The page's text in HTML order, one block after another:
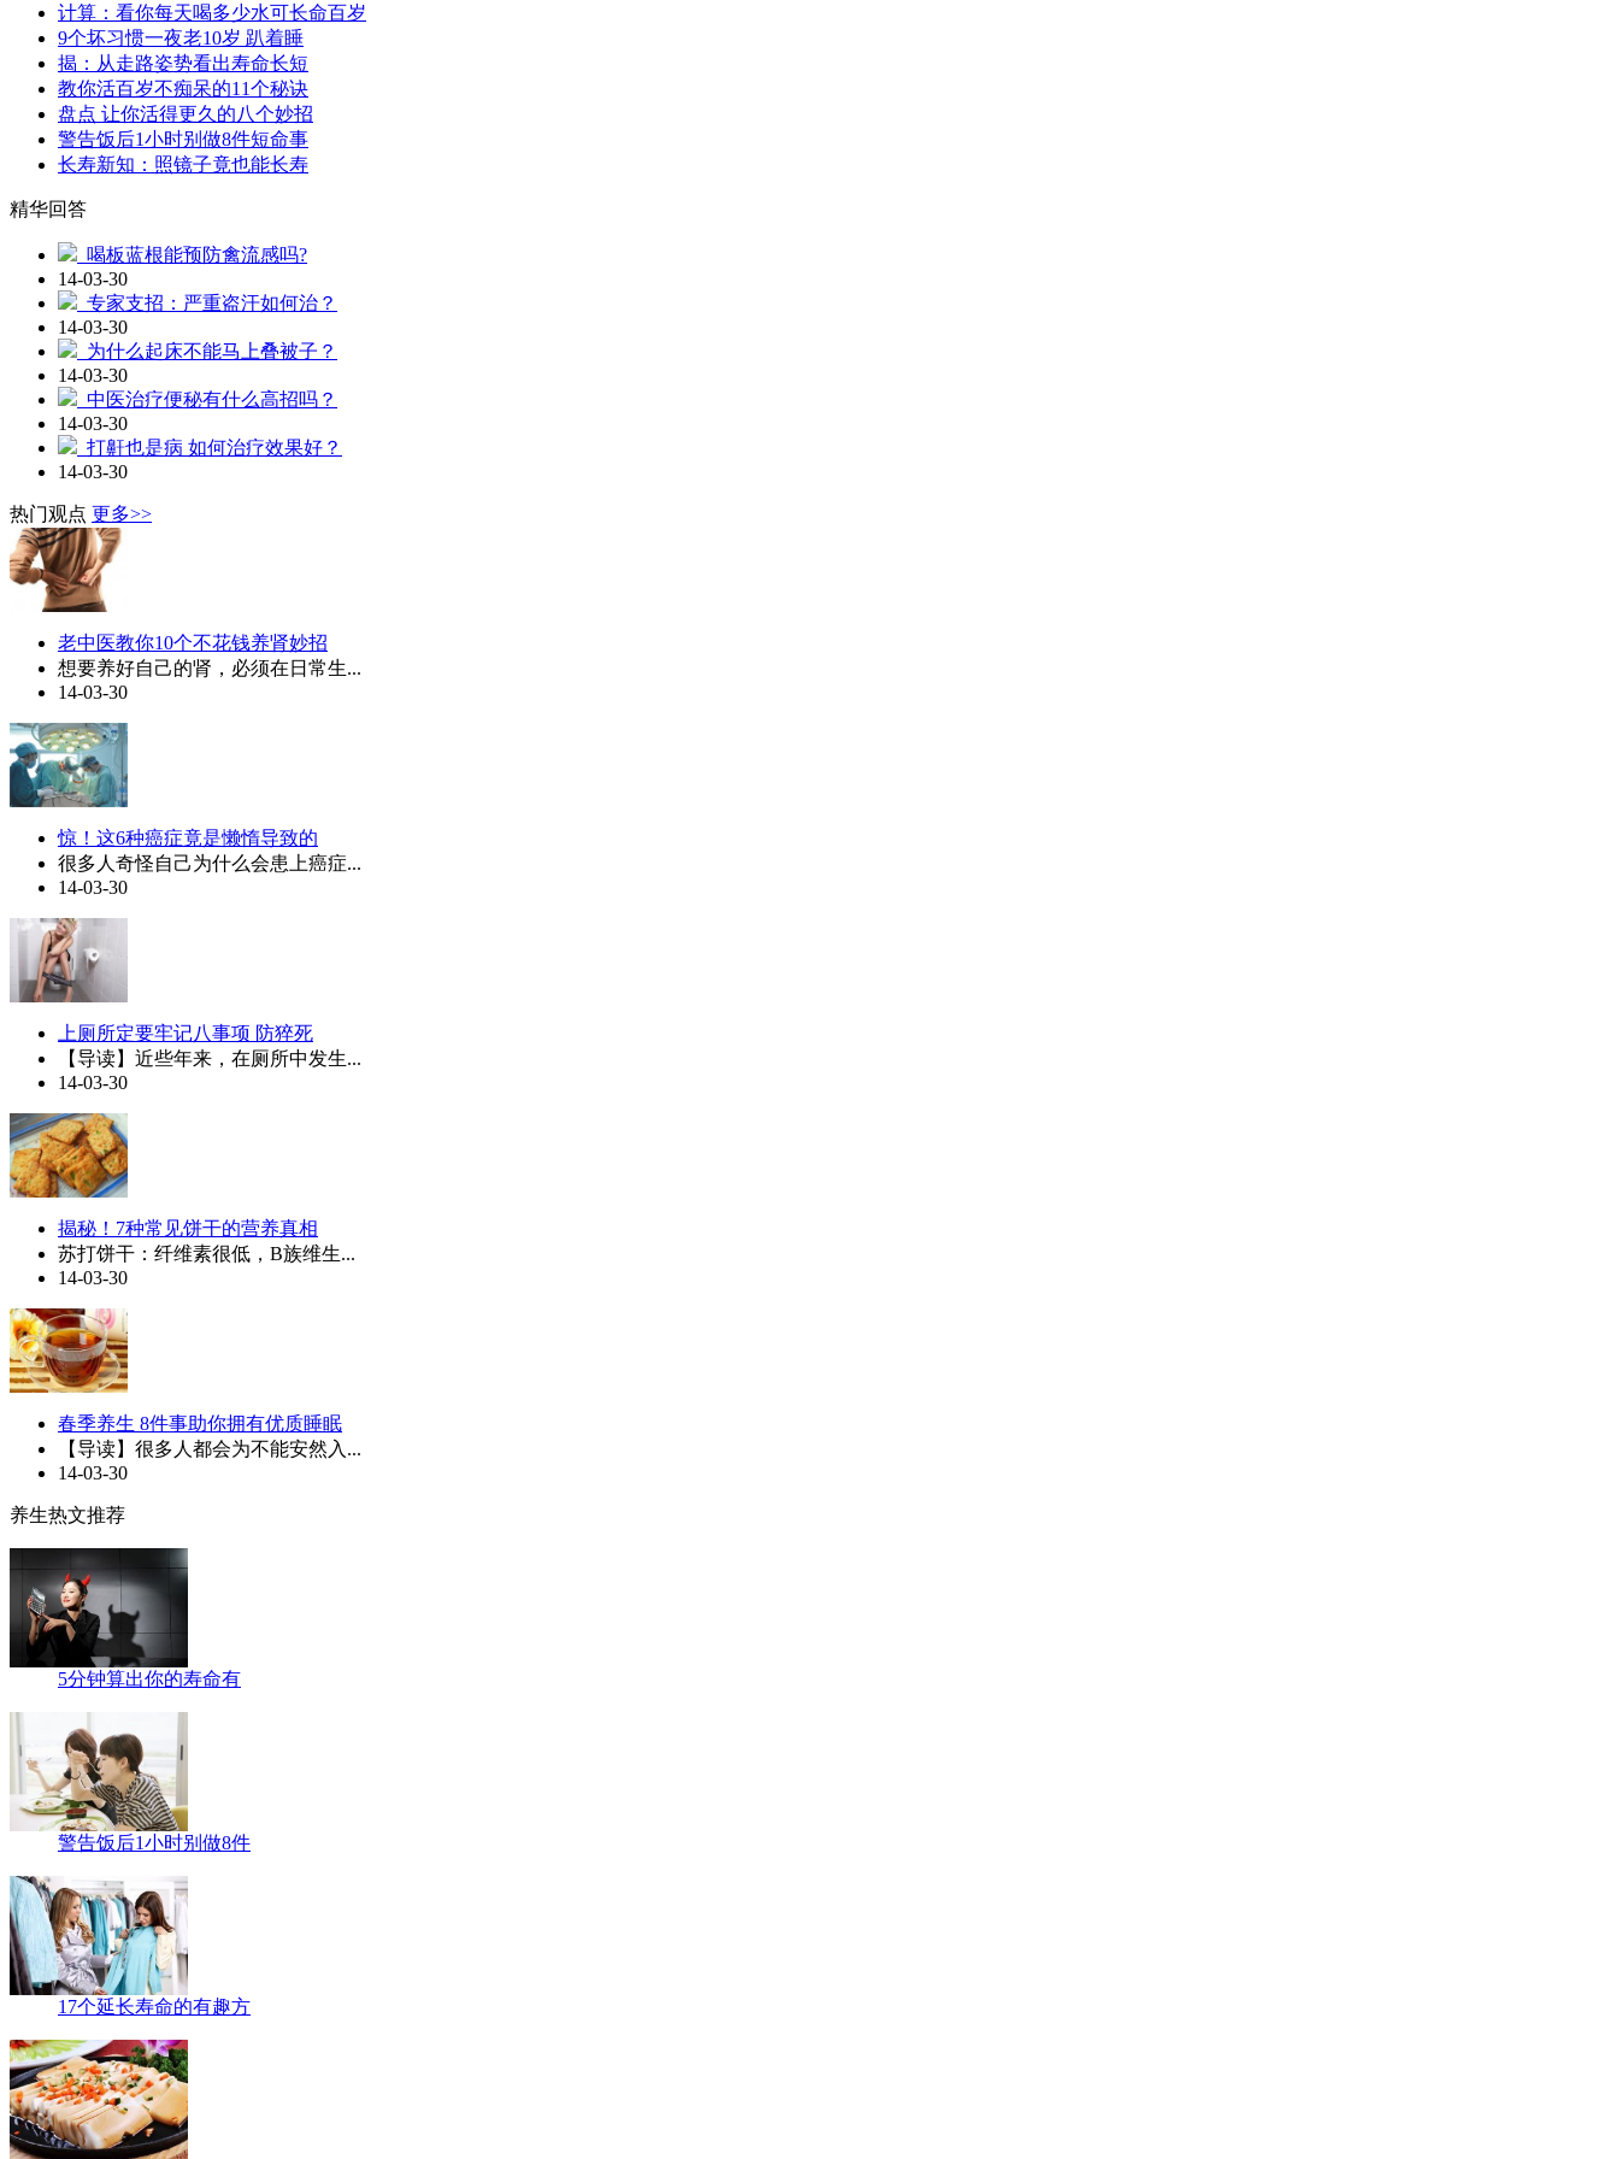
计算：看你每天喝多少水可长命百岁
9个坏习惯一夜老10岁 趴着睡
揭：从走路姿势看出寿命长短
教你活百岁不痴呆的11个秘诀
盘点 让你活得更久的八个妙招
警告饭后1小时别做8件短命事
长寿新知：照镜子竟也能长寿
精华回答
喝板蓝根能预防禽流感吗?
14-03-30
专家支招：严重盗汗如何治？
14-03-30
为什么起床不能马上叠被子？
14-03-30
中医治疗便秘有什么高招吗？
14-03-30
打鼾也是病 如何治疗效果好？
14-03-30
热门观点 更多>>
老中医教你10个不花钱养肾妙招
想要养好自己的肾，必须在日常生...
14-03-30
惊！这6种癌症竟是懒惰导致的
很多人奇怪自己为什么会患上癌症...
14-03-30
上厕所定要牢记八事项 防猝死
【导读】近些年来，在厕所中发生...
14-03-30
揭秘！7种常见饼干的营养真相
苏打饼干：纤维素很低，B族维生...
14-03-30
春季养生 8件事助你拥有优质睡眠
【导读】很多人都会为不能安然入...
14-03-30
养生热文推荐
5分钟算出你的寿命有
警告饭后1小时别做8件
17个延长寿命的有趣方